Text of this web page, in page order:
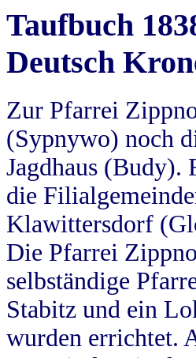
Taufbuch
Deutsch
Zur Pfarrei
(Sypnywo) noch
Jagdhaus (Budy).
die
Klawittersdorf
Die Pfarrei
selbständige
Stabitz und ein
wurden errichtet.